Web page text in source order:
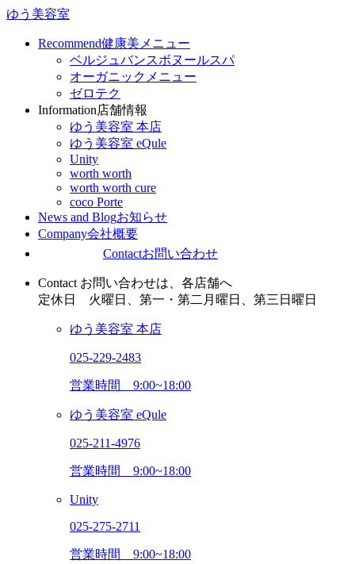
ゆう美容室
Recommend健康美メニュー
ベルジュバンスボヌールスパ
オーガニックメニュー
ゼロテク
Information店舗情報
ゆう美容室 本店
ゆう美容室 eQule
Unity
worth worth
worth worth cure
coco Porte
News and Blogお知らせ
Company会社概要
Contactお問い合わせ
Contact お問い合わせは、各店舗へ
定休日
火曜日、第一・第二月曜日、第三日曜日
ゆう美容室 本店
025-229-2483
営業時間 9:00~18:00
ゆう美容室 eQule
025-211-4976
営業時間 9:00~18:00
Unity
025-275-2711
営業時間 9:00~18:00